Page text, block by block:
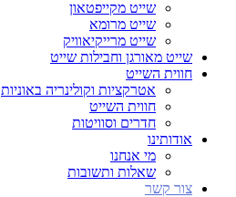
שייט מקייפטאון
שייט מרומא
שייט מרייקיאוויק
שייט מאורגן וחבילות שייט
חווית השייט
אטרקציות וקולינריה באוניות
חווית השייט
חדרים וסוויטות
אודותינו
מי אנחנו
שאלות ותשובות
צור קשר